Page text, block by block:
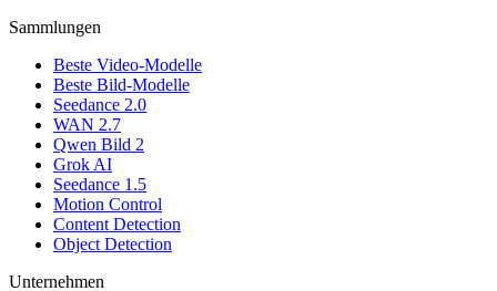
Sammlungen
Beste Video-Modelle
Beste Bild-Modelle
Seedance 2.0
WAN 2.7
Qwen Bild 2
Grok AI
Seedance 1.5
Motion Control
Content Detection
Object Detection
Unternehmen